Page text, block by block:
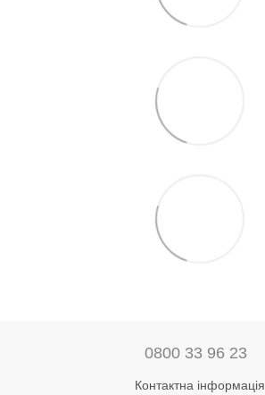
0800 33 96 23
Контактна інформація